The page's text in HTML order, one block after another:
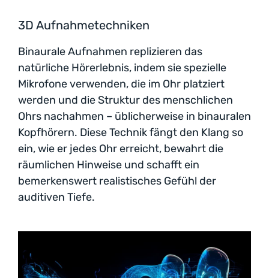
3D Aufnahmetechniken
Binaurale Aufnahmen replizieren das
natürliche Hörerlebnis, indem sie spezielle
Mikrofone verwenden, die im Ohr platziert
werden und die Struktur des menschlichen
Ohrs nachahmen – üblicherweise in binauralen
Kopfhörern. Diese Technik fängt den Klang so
ein, wie er jedes Ohr erreicht, bewahrt die
räumlichen Hinweise und schafft ein
bemerkenswert realistisches Gefühl der
auditiven Tiefe.